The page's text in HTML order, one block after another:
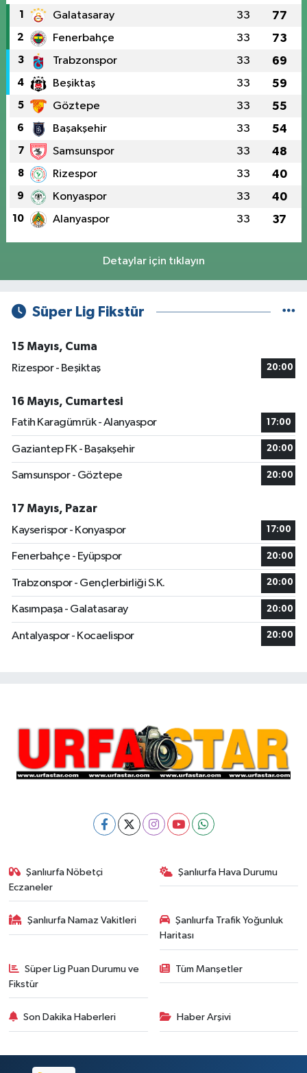
1 Galatasaray 33 77
2 Fenerbahçe 33 73
3 Trabzonspor 33 69
4 Beşiktaş 33 59
5 Göztepe 33 55
6 Başakşehir 33 54
7 Samsunspor 33 48
8 Rizespor 33 40
9 Konyaspor 33 40
10 Alanyaspor 33 37
Detaylar için tıklayın
Süper Lig Fikstür
15 Mayıs, Cuma
Rizespor - Beşiktaş
20:00
16 Mayıs, Cumartesi
Fatih Karagümrük - Alanyaspor
17:00
Gaziantep FK - Başakşehir 20:00
Samsunspor - Göztepe 20:00
17 Mayıs, Pazar
Kayserispor - Konyaspor
17:00
Fenerbahçe - Eyüpspor 20:00
Trabzonspor - Gençlerbirliği S.K. 20:00
Kasımpaşa - Galatasaray 20:00
Antalyaspor - Kocaelispor 20:00
Şanlıurfa Nöbetçi
Eczaneler
Şanlıurfa Hava Durumu
Şanlıurfa Namaz Vakitleri
Şanlıurfa Trafik Yoğunluk
Haritası
Süper Lig Puan Durumu ve
Fikstür
Tüm Manşetler
Son Dakika Haberleri Haber Arşivi